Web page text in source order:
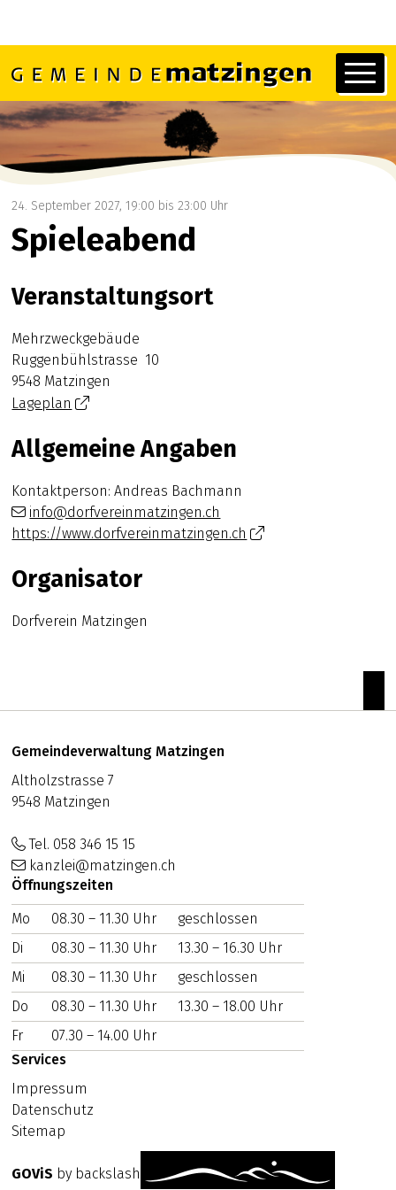
Spieleabend
24. September 2027, 19:00 bis 23:00 Uhr
Veranstaltungsort
Mehrzweckgebäude
Ruggenbühlstrasse 10
9548 Matzingen
Lageplan
Allgemeine Angaben
Kontaktperson: Andreas Bachmann
info@dorfvereinmatzingen.ch
https://www.dorfvereinmatzingen.ch
Organisator
Dorfverein Matzingen
Footer
Adresse
Gemeindeverwaltung Matzingen
Altholzstrasse 7
9548 Matzingen
Tel. 058 346 15 15
kanzlei@matzingen.ch
Öffnungszeiten
WOCHENTAG VORMITTAG NACHMITTAG
Mo 08.30 – 11.30 Uhr
geschlossen
Di
08.30 – 11.30 Uhr
13.30 – 16.30 Uhr
Mi
08.30 – 11.30 Uhr
geschlossen
Do
08.30 – 11.30 Uhr
13.30 – 18.00 Uhr
Fr
07.30 – 14.00 Uhr
Services
Impressum
Datenschutz
Sitemap
GOViS by backslash